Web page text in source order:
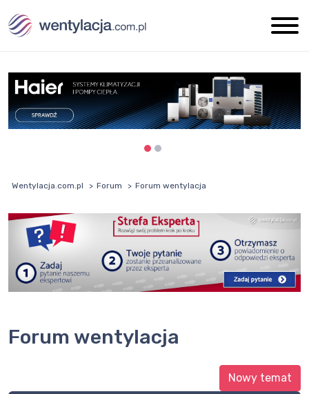
Wentylacja.com.pl Forum Forum wentylacja
Forum wentylacja
Nowy temat